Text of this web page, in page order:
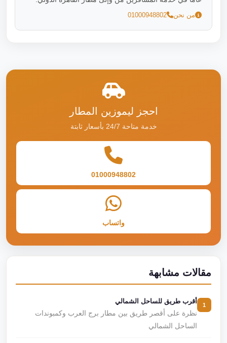
من نحن 01000948802
احجز ليموزين المطار
خدمة متاحة 24/7 بأسعار ثابتة
01000948802
واتساب
مقالات مشابهة
أقرب طريق للساحل الشمالي
نظرة على أقصر طريق بين مطار برج العرب وكمبوندات
الساحل الشمالي